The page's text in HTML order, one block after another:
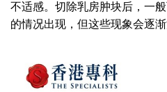
不适感。切除乳房肿块后，一
的情况出现，但这些现象会逐渐